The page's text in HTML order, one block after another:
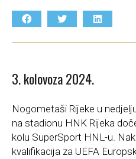
3. kolovoza 2024.
Nogometaši Rijeke u
na stadionu HNK Rijeka
kolu SuperSport HNL-u.
kvalifikacija za UEFA